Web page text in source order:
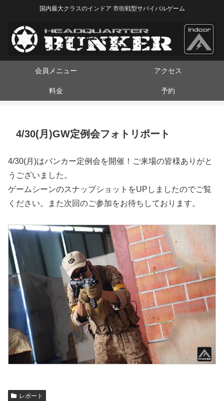
国内最大クラスのインドア 市街戦型サバイバルゲーム
会員メニュー アクセス
料金 予約
4/30(月)GW定例会フォトリポート
4/30(月)はバンカー定例会を開催！ご来場の皆様ありがと
うございました。
ゲームシーンのスナップショットをUPしましたのでご覧
ください。また次回のご参加をお待ちしております。
レポート